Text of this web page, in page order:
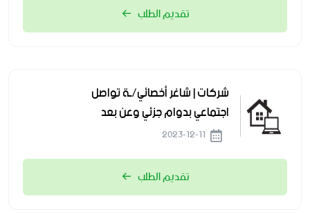
تقديم الطلب
شركات | شاغر أخصائي/ـة تواصل
اجتماعي بدوام جزئي وعن بعد
تقديم الطلب